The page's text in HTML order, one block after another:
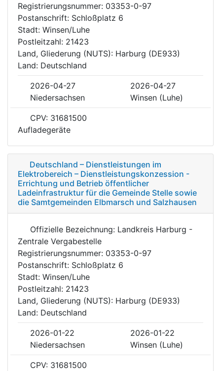
Registrierungsnummer: 03353-0-97
Postanschrift: Schloßplatz 6
Stadt: Winsen/Luhe
Postleitzahl: 21423
Land, Gliederung (NUTS): Harburg (DE933)
Land: Deutschland
2026-04-27
2026-04-27
Niedersachsen
Winsen (Luhe)
CPV: 31681500
Aufladegeräte
Deutschland – Dienstleistungen im
Elektrobereich – Dienstleistungskonzession -
Errichtung und Betrieb öffentlicher
Ladeinfrastruktur für die Gemeinde Stelle sowie
die Samtgemeinden Elbmarsch und Salzhausen
Offizielle Bezeichnung: Landkreis Harburg -
Zentrale Vergabestelle
Registrierungsnummer: 03353-0-97
Postanschrift: Schloßplatz 6
Stadt: Winsen/Luhe
Postleitzahl: 21423
Land, Gliederung (NUTS): Harburg (DE933)
Land: Deutschland
2026-01-22
2026-01-22
Niedersachsen
Winsen (Luhe)
CPV: 31681500